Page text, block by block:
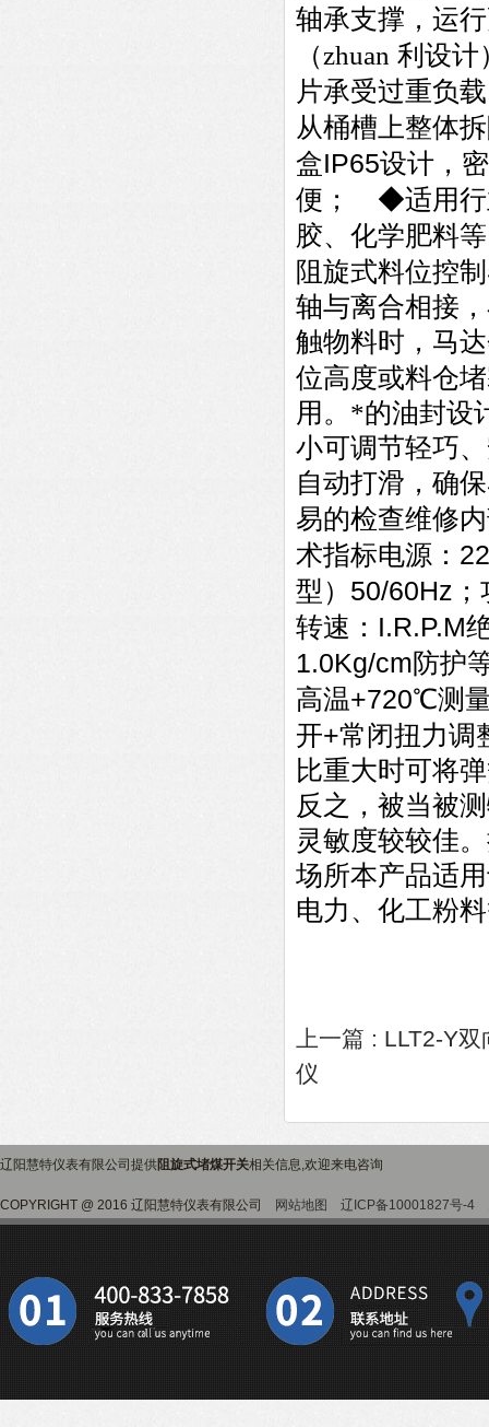
轴承支撑，运
（zhuan 利设
片承受过重负
从桶槽上整体
盒IP65设计，
便； ◆适用
胶、化学肥料
阻旋式料位控
轴与离合相接
触物料时，马
位高度或料仓
用。*的油封设
小可调节轻巧
自动打滑，确
易的检查维修
术指标电源：
型） 50/60Hz
转速： I.R.P.M
1.0Kg/cm防护
高温+720℃测
开+常闭扭力调
比重大时可将
反之，被当被
灵敏度较较佳
场所本产品适
电力、化工粉
上一篇 : LLT2-Y
仪
辽阳慧特仪表有限公司提供阻旋式堵煤开关相关信息,欢迎来电咨询
COPYRIGHT @ 2016 辽阳慧特仪表有限公司 网站地图 辽ICP备10001827号-4